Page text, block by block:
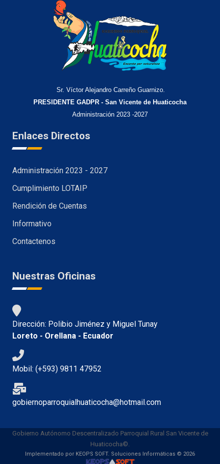
Sr. Víctor Alejandro Carreño Guarnizo.
PRESIDENTE GADPR - San Vicente de Huaticocha
Administración 2023 -2027
Enlaces Directos
Administración 2023 - 2027
Cumplimiento LOTAIP
Rendición de Cuentas
Informativo
Contactenos
Nuestras Oficinas
Dirección: Polibio Jiménez y Miguel Tunay
Loreto - Orellana - Ecuador
Mobil: (+593) 9811 47952
gobiernoparroquialhuaticocha@hotmail.com
Gobierno Autónomo Descentralizado Parroquial Rural San Vicente de
Huaticocha©.
Implementado por KEOPS SOFT. Soluciones Informáticas © 2026